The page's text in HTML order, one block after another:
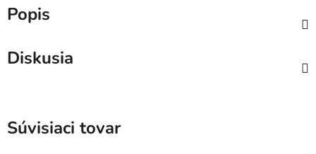
Popis
Diskusia
Súvisiaci tovar